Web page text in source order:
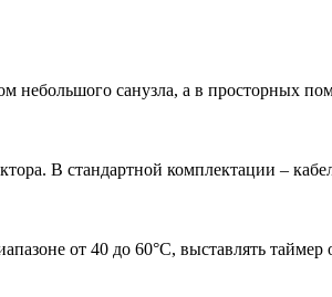
небольшого санузла, а в просторных
В стандартной комплектации –
от 40 до 60°С, выставлять